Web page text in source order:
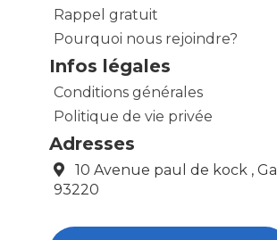
Rappel gratuit
Pourquoi nous rejoindre?
Infos légales
Conditions générales
Politique de vie privée
Adresses
10 Avenue paul de kock ,
93220